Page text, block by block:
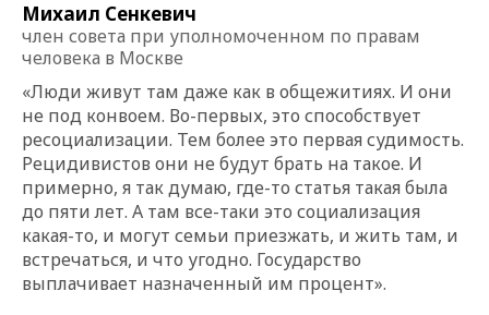
Михаил Сенкевич
член совета при уполномоченном по правам
человека в Москве
«Люди живут там даже как в общежитиях. И они
не под конвоем. Во-первых, это способствует
ресоциализации. Тем более это первая судимость.
Рецидивистов они не будут брать на такое. И
примерно, я так думаю, где-то статья такая была
до пяти лет. А там все-таки это социализация
какая-то, и могут семьи приезжать, и жить там, и
встречаться, и что угодно. Государство
выплачивает назначенный им процент».